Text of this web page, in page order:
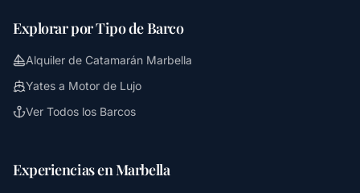
Explorar por Tipo de Barco
Alquiler de Catamarán Marbella
Yates a Motor de Lujo
Ver Todos los Barcos
Experiencias en Marbella